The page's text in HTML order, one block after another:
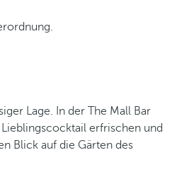
Lage. In der The Mall Bar
erfrischen und
Blick auf die Gärten des